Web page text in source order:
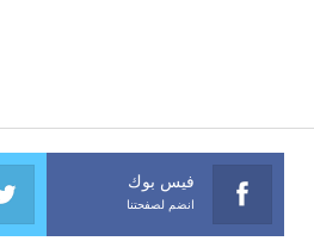
فيس بوك
انضم لصفحتنا